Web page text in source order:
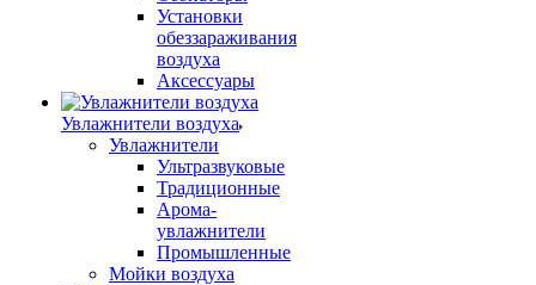
Установки
обеззараживания
воздуха
Аксессуары
Увлажнители воздуха
Увлажнители
Ультразвуковые
Традиционные
Арома-
увлажнители
Промышленные
Мойки воздуха